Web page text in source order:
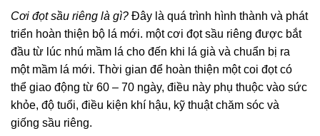
Cơi đọt sầu riêng là gì? Đây là quá trình hình thành và phát
triển hoàn thiện bộ lá mới. một cơi đọt sầu riêng được bắt
đầu từ lúc nhú mầm lá cho đến khi lá già và chuẩn bị ra
một mầm lá mới. Thời gian để hoàn thiện một coi đọt có
thể giao động từ 60 – 70 ngày, điều này phụ thuộc vào sức
khỏe, độ tuổi, điều kiện khí hậu, kỹ thuật chăm sóc và
giống sầu riêng.